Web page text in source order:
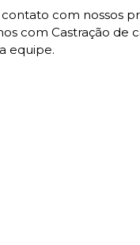
com nossos
com Castração de
equipe.